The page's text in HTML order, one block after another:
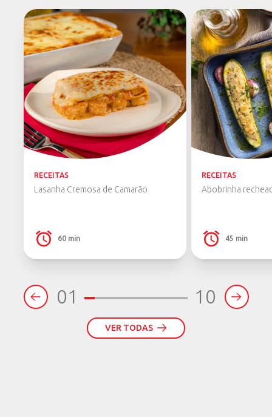
Creme de Leite
(1)
Doce de Leite
(1)
Leite
(6)
Leite Condensado
(1)
Manteiga
(1)
ZQUAD
10 g de proteínas (3)
RECEITAS
Lasanha Cremosa de Camarão
60 min
RECEITAS
Abobrinha
45 min
01 10
VER TODAS